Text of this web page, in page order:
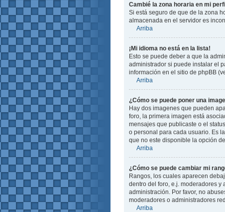
Cambié la zona horaria en mi
Si está seguro de que de la zona
almacenada en el servidor es
Arriba
¡Mi idioma no está en la lista!
Esto se puede deber a que la
administrador si puede instalar el
información en el sitio de phpBB
Arriba
¿Cómo se puede poner una
Hay dos imagenes que pueden
foro, la primera imagen está
mensajes que publicaste o el
o personal para cada usuario. Es
que no este disponible la opción
Arriba
¿Cómo se puede cambiar mi
Rangos, los cuales aparecen
dentro del foro, e.j. moderadores
administración. Por favor, no
moderadores o administradores
Arriba